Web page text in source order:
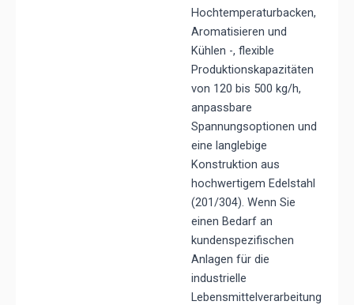
Hochtemperaturbacken,
Aromatisieren und
Kühlen -, flexible
Produktionskapazitäten
von 120 bis 500 kg/h,
anpassbare
Spannungsoptionen und
eine langlebige
Konstruktion aus
hochwertigem Edelstahl
(201/304). Wenn Sie
einen Bedarf an
kundenspezifischen
Anlagen für die
industrielle
Lebensmittelverarbeitung